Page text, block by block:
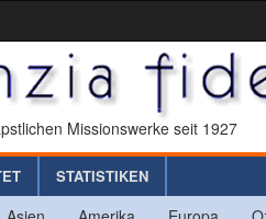
Missionswerke seit 1927
STATISTIKEN